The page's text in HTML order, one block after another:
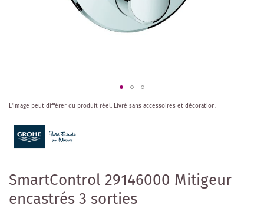
SmartControl 29146000 Mitigeur
encastrés 3 sorties
Skip
the
beginning
of
images
gallery
L'image peut différer du produit réel. Livré sans accessoires et décoration.